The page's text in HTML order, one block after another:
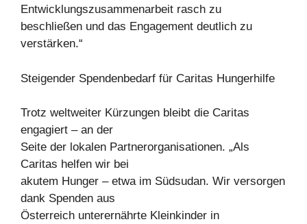
Entwicklungszusammenarbeit rasch zu
beschließen und das Engagement deutlich zu
verstärken.“
Steigender Spendenbedarf für Caritas Hungerhilfe
Trotz weltweiter Kürzungen bleibt die Caritas
engagiert – an der
Seite der lokalen Partnerorganisationen. „Als
Caritas helfen wir bei
akutem Hunger – etwa im Südsudan. Wir versorgen
dank Spenden aus
Österreich unterernährte Kleinkinder in